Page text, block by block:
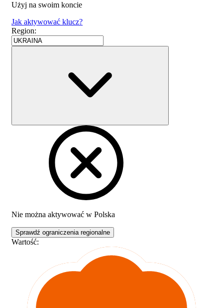
Użyj na swoim koncie
Jak aktywować klucz?
Region:
Nie można aktywować w Polska
Sprawdź ograniczenia regionalne
Wartość: